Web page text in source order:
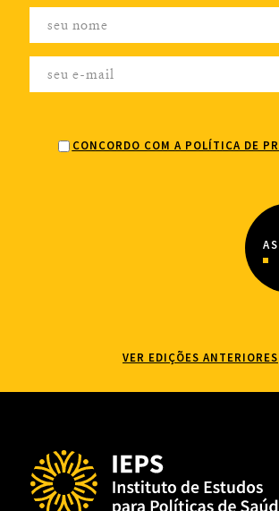
CONCORDO COM A POLÍTICA DE
VER EDIÇÕES ANTERIORES